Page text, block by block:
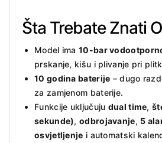
Šta Trebate Znati
Model ima 10-bar
prskanje, kišu i plivanje pri
10 godina baterije – dugo
za zamjenom baterije.
Funkcije uključuju dual time,
sekunde),odbrojavanje, 5
osvjetljenje i automatski